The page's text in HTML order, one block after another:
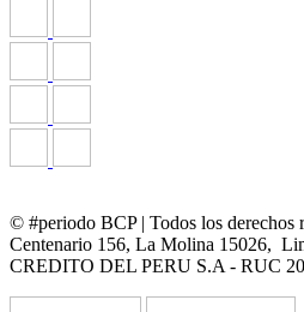
© #periodo BCP | Todos los derechos
Centenario 156, La Molina 15026,
CREDITO DEL PERU S.A - RUC